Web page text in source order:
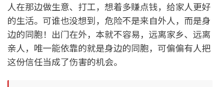
人在那边做生意、打工，想着多赚点钱，给家人更好
的生活。可谁也没想到，危险不是来自外人，而是身
边的同胞！出门在外，本就不容易，远离家乡、远离
亲人，唯一能依靠的就是身边的同胞，可偏偏有人把
这份信任当成了伤害的机会。